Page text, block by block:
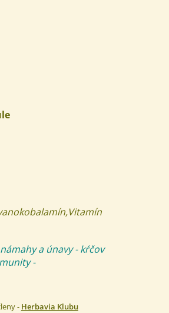
- Herbavia Klubu
Vitamín
a únavy - kŕčov
-